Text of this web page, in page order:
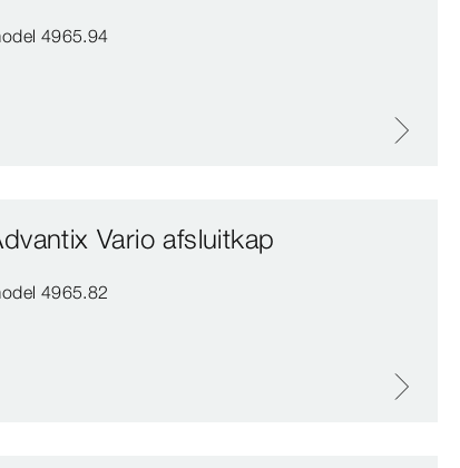
4965.94
Vario afsluitkap
4965.82